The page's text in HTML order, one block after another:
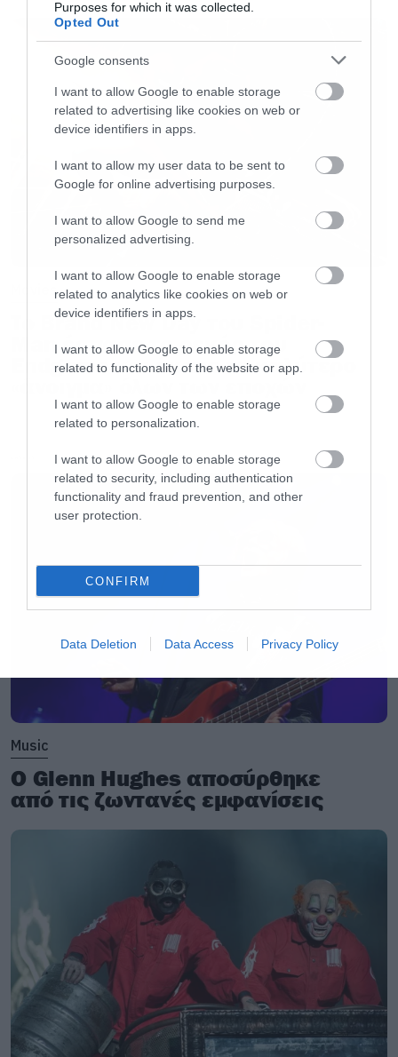
Purposes for which it was collected.
Opted Out
Google consents
I want to allow Google to enable storage
related to advertising like cookies on web or
device identifiers in apps.
I want to allow my user data to be sent to
Google for online advertising purposes.
I want to allow Google to send me
personalized advertising.
I want to allow Google to enable storage
related to analytics like cookies on web or
device identifiers in apps.
I want to allow Google to enable storage
related to functionality of the website or app.
I want to allow Google to enable storage
related to personalization.
I want to allow Google to enable storage
related to security, including authentication
functionality and fraud prevention, and other
user protection.
CONFIRM
Data Deletion Data Access Privacy Policy
Άλλος Κόσμος του Χριστόφορου Παπακαλιάτη.
Movies
Το Brand New Day του Spider-
Man έσπασε το ρεκόρ του
Endgame και έκανε το καλύτερο
Music
Ο Glenn Hughes αποσύρθηκε
από τις ζωντανές εμφανίσεις